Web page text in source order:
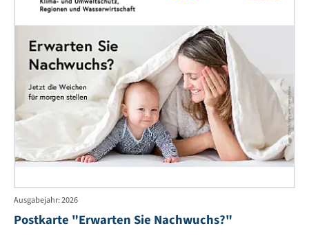
Ausgabejahr: 2026
Postkarte "Erwarten Sie Nachwuchs?"